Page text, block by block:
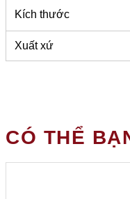
Kích thước
Xuất xứ
CÓ THỂ